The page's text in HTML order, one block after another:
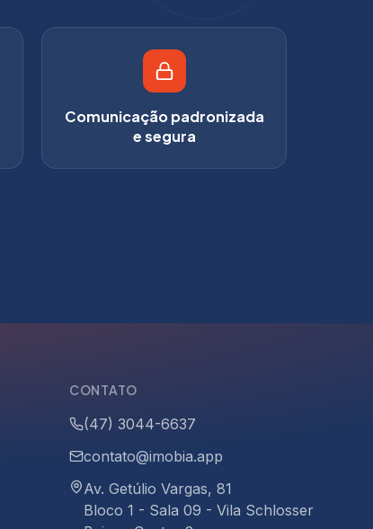
Comunicação padronizada
e segura
CONTATO
(47) 3044-6637
contato@imobia.app
Av. Getúlio Vargas, 81
Bloco 1 - Sala 09 - Vila Schlosser